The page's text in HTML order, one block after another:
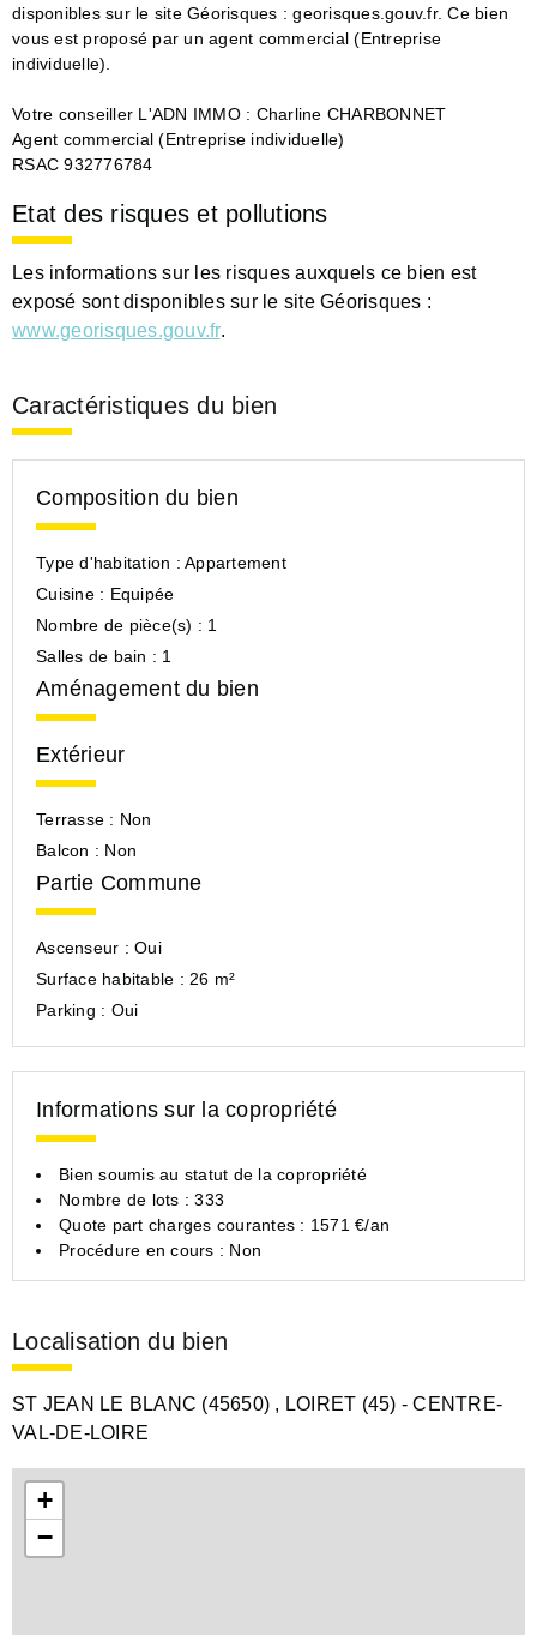
disponibles sur le site Géorisques : georisques.gouv.fr. Ce bien
vous est proposé par un agent commercial (Entreprise
individuelle).
Votre conseiller L'ADN IMMO : Charline CHARBONNET
Agent commercial (Entreprise individuelle)
RSAC 932776784
Etat des risques et pollutions
Les informations sur les risques auxquels ce bien est
exposé sont disponibles sur le site Géorisques :
www.georisques.gouv.fr.
Caractéristiques du bien
Composition du bien
Type d'habitation : Appartement
Cuisine : Equipée
Nombre de pièce(s) : 1
Salles de bain : 1
Aménagement du bien
Extérieur
Terrasse : Non
Balcon : Non
Partie Commune
Ascenseur : Oui
Surface habitable : 26 m²
Parking : Oui
Informations sur la copropriété
Bien soumis au statut de la copropriété
Nombre de lots : 333
Quote part charges courantes : 1571 €/an
Procédure en cours : Non
Localisation du bien
ST JEAN LE BLANC (45650) , LOIRET (45) - CENTRE-
VAL-DE-LOIRE
+
−